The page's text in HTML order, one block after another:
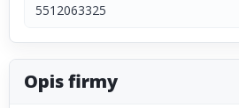
5512063325
Opis firmy